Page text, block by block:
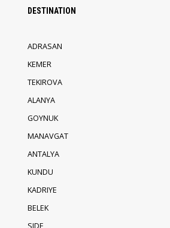
DESTINATION
ADRASAN
KEMER
TEKIROVA
ALANYA
GOYNUK
MANAVGAT
ANTALYA
KUNDU
KADRIYE
BELEK